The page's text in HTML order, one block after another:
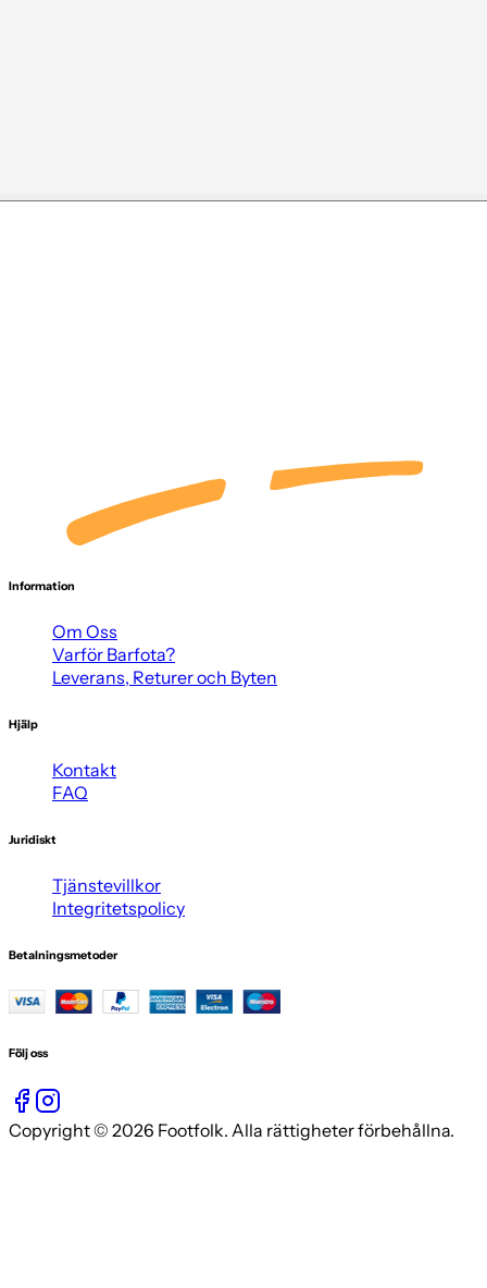
Information
Om Oss
Varför Barfota?
Leverans, Returer och Byten
Hjälp
Kontakt
FAQ
Juridiskt
Tjänstevillkor
Integritetspolicy
Betalningsmetoder
Följ oss
Copyright © 2026 Footfolk. Alla rättigheter förbehållna.